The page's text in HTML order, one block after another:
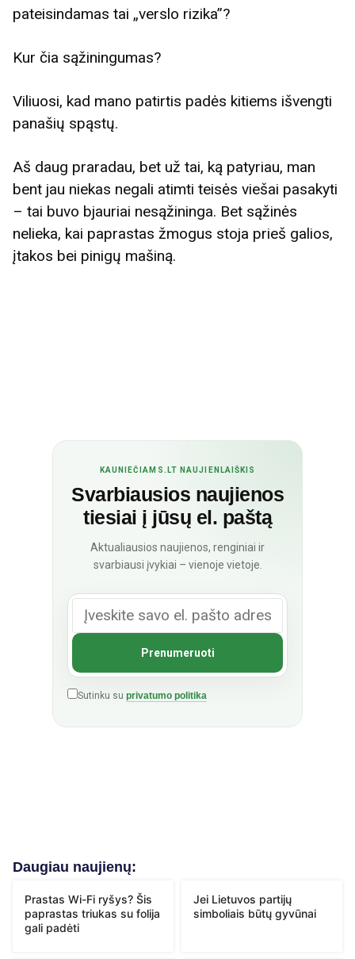
pateisindamas tai „verslo rizika”?
Kur čia sąžiningumas?
Viliuosi, kad mano patirtis padės kitiems išvengti
panašių spąstų.
Aš daug praradau, bet už tai, ką patyriau, man
bent jau niekas negali atimti teisės viešai pasakyti
– tai buvo bjauriai nesąžininga. Bet sąžinės
nelieka, kai paprastas žmogus stoja prieš galios,
įtakos bei pinigų mašiną.
KAUNIEČIAMS.LT NAUJIENLAIŠKIS
Svarbiausios naujienos
tiesiai į jūsų el. paštą
Aktualiausios naujienos, renginiai ir
svarbiausi įvykiai – vienoje vietoje.
Sutinku su privatumo politika
Daugiau naujienų:
Prastas Wi-Fi ryšys? Šis
paprastas triukas su folija
gali padėti
Jei Lietuvos partijų
simboliais būtų gyvūnai